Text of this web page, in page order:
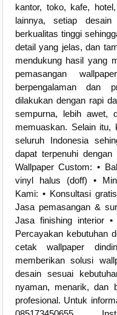
kantor, toko, kafe,
lainnya, setiap desain
berkualitas tinggi
detail yang jelas, dan
mendukung hasil yang
pemasangan
berpengalaman dan
dilakukan dengan rapi
sempurna, lebih awet,
memuaskan. Selain itu,
seluruh Indonesia
dapat terpenuhi
Wallpaper Custom: •
vinyl halus (doff) •
Kami: • Konsultasi
Jasa pemasangan &
Jasa finishing interior
Percayakan kebutuhan
cetak wallpaper
memberikan solusi
desain sesuai
nyaman, menarik, dan
profesional. Untuk